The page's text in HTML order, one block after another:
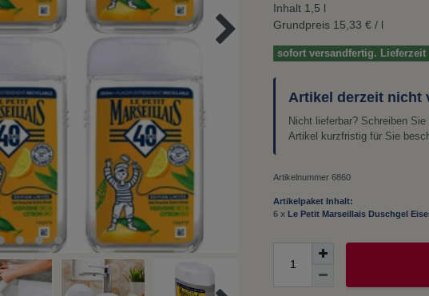
Inhalt 1,5 l
Grundpreis 15,33 € / l
sofort versandfertig. Lieferzeit
Artikel derzeit nicht
Nicht lieferbar? Schreiben
Artikel kurzfristig für Sie
Artikelnummer 6860
Artikelpaket Inhalt:
6 x Le Petit Marseillais Duschgel